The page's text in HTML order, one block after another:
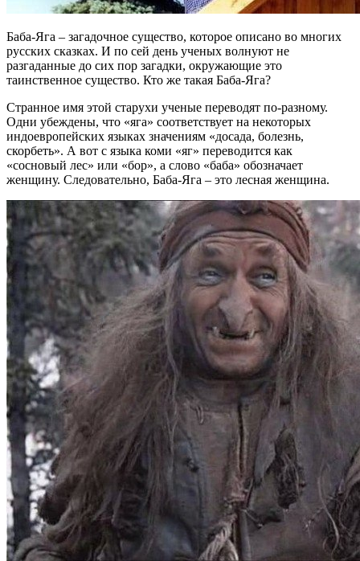
Баба-Яга – загадочное существо, которое описано во многих
русских сказках. И по сей день ученых волнуют не
разгаданные до сих пор загадки, окружающие это
таинственное существо. Кто же такая Баба-Яга?
Странное имя этой старухи ученые переводят по-разному.
Одни убеждены, что «яга» соответствует на некоторых
индоевропейских языках значениям «досада, болезнь,
скорбеть». А вот с языка коми «яг» переводится как
«сосновый лес» или «бор», а слово «баба» обозначает
женщину. Следовательно, Баба-Яга – это лесная женщина.